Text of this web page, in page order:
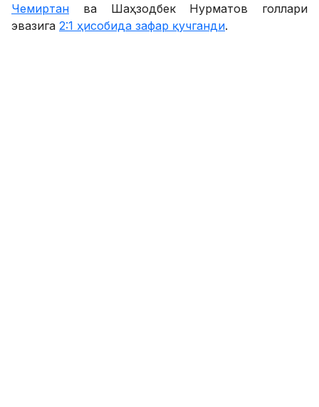
Чемиртан ва Шаҳзодбек Нурматов голлари
эвазига 2:1 ҳисобида зафар қучганди.